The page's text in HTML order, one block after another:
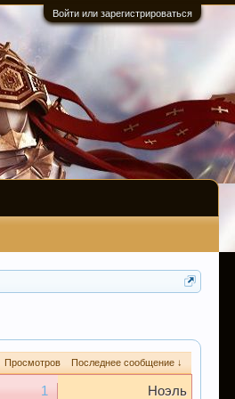
Войти или зарегистрироваться
Просмотров Последнее сообщение ↓
1 Ноэль